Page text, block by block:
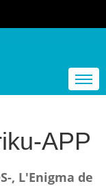
APP
, L'Enigma de